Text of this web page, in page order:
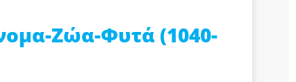
Ζώα-Φυτά (1040-